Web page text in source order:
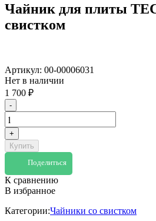
Чайник для плиты
свистком
Артикул: 00-00006031
Нет в наличии
1 700 ₽
-
+
Купить
Поделиться
К сравнению
В избранное
Категории:Чайники со свистком